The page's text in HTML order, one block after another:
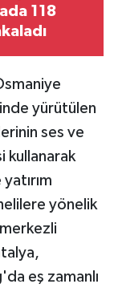
118
yürütülen
ses ve
kullanarak
yönelik
eş zamanlı